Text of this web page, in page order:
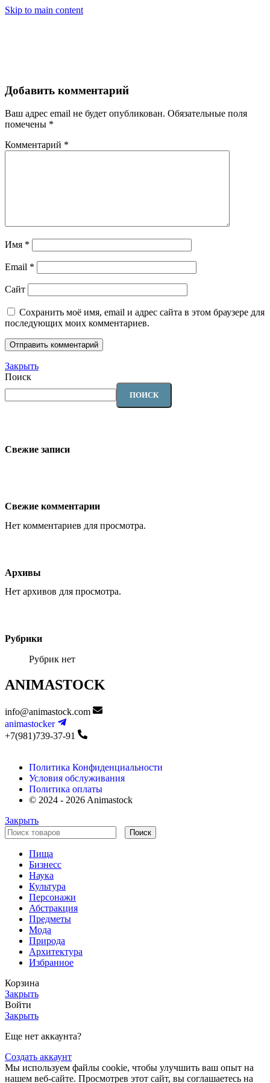
Skip to main content
Добавить комментарий
Ваш адрес email не будет опубликован. Обязательные поля
помечены *
Комментарий *
Имя *
Email *
Сайт
Сохранить моё имя, email и адрес сайта в этом браузере для
последующих моих комментариев.
Закрыть
Поиск
ПОИСК
Свежие записи
Свежие комментарии
Нет комментариев для просмотра.
Архивы
Нет архивов для просмотра.
Рубрики
Рубрик нет
ANIMASTOCK
info@animastock.com
animastocker
+7(981)739-37-91
Политика Конфиденциальности
Условия обслуживания
Политика оплаты
© 2024 - 2026 Animastock
Закрыть
Поиск
Пища
Бизнесс
Наука
Культура
Персонажи
Абстракция
Предметы
Мода
Природа
Архитектура
Избранное
Корзина
Закрыть
Войти
Закрыть
Еще нет аккаунта?
Создать аккаунт
Мы используем файлы cookie, чтобы улучшить ваш опыт на
нашем веб-сайте. Просмотрев этот сайт, вы соглашаетесь на